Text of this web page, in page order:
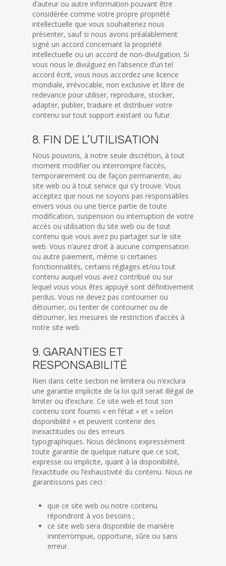
d’auteur ou autre information pouvant être
considérée comme votre propre propriété
intellectuelle que vous souhaiteriez nous
présenter, sauf si nous avons préalablement
signé un accord concernant la propriété
intellectuelle ou un accord de non-divulgation. Si
vous nous le divulguez en l’absence d’un tel
accord écrit, vous nous accordez une licence
mondiale, irrévocable, non exclusive et libre de
redevance pour utiliser, reproduire, stocker,
adapter, publier, traduire et distribuer votre
contenu sur tout support existant ou futur.
8. FIN DE L’UTILISATION
Nous pouvons, à notre seule discrétion, à tout
moment modifier ou interrompre l’accès,
temporairement ou de façon permanente, au
site web ou à tout service qui s’y trouve. Vous
acceptez que nous ne soyons pas responsables
envers vous ou une tierce partie de toute
modification, suspension ou interruption de votre
accès ou utilisation du site web ou de tout
contenu que vous avez pu partager sur le site
web. Vous n’aurez droit à aucune compensation
ou autre paiement, même si certaines
fonctionnalités, certains réglages et/ou tout
contenu auquel vous avez contribué ou sur
lequel vous vous êtes appuyé sont définitivement
perdus. Vous ne devez pas contourner ou
détourner, ou tenter de contourner ou de
détourner, les mesures de restriction d’accès à
notre site web.
9. GARANTIES ET
RESPONSABILITÉ
Rien dans cette section ne limitera ou n’exclura
une garantie implicite de la loi qu’il serait illégal de
limiter ou d’exclure. Ce site web et tout son
contenu sont fournis « en l’état » et « selon
disponibilité » et peuvent contenir des
inexactitudes ou des erreurs
typographiques. Nous déclinons expressément
toute garantie de quelque nature que ce soit,
expresse ou implicite, quant à la disponibilité,
l’exactitude ou l’exhaustivité du contenu. Nous ne
garantissons pas ceci :
que ce site web ou notre contenu
répondront à vos besoins ;
ce site web sera disponible de manière
ininterrompue, opportune, sûre ou sans
erreur.